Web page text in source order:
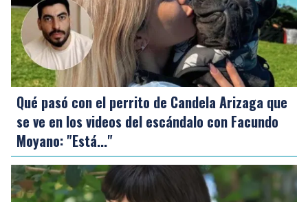
Qué pasó con el perrito de Candela Arizaga que
se ve en los videos del escándalo con Facundo
Moyano: "Está..."